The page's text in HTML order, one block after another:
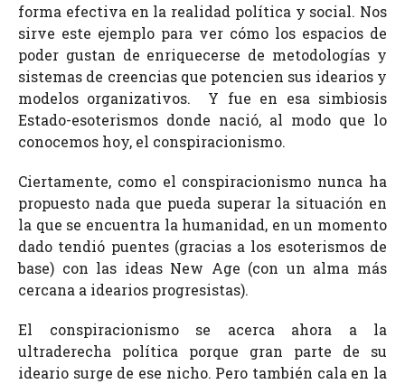
forma efectiva en la realidad política y social. Nos
sirve este ejemplo para ver cómo los espacios de
poder gustan de enriquecerse de metodologías y
sistemas de creencias que potencien sus idearios y
modelos organizativos. Y fue en esa simbiosis
Estado-esoterismos donde nació, al modo que lo
conocemos hoy, el conspiracionismo.
Ciertamente, como el conspiracionismo nunca ha
propuesto nada que pueda superar la situación en
la que se encuentra la humanidad, en un momento
dado tendió puentes (gracias a los esoterismos de
base) con las ideas New Age (con un alma más
cercana a idearios progresistas).
El conspiracionismo se acerca ahora a la
ultraderecha política porque gran parte de su
ideario surge de ese nicho. Pero también cala en la